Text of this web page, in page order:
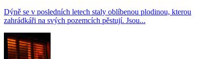
Dýně se v posledních letech staly oblíbenou plodinou, kterou
zahrádkáři na svých pozemcích pěstují. Jsou...